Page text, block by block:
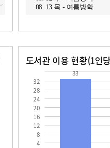
08. 13 목 - 여름방학
도서관 이용 현황(1인
4
8
12
16
20
24
28
32
33